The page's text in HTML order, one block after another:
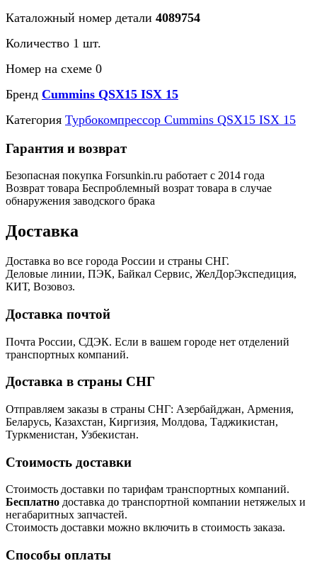
Каталожный номер детали 4089754
Количество 1 шт.
Номер на схеме 0
Бренд Cummins QSX15 ISX 15
Категория Турбокомпрессор Cummins QSX15 ISX 15
Гарантия и возврат
Безопасная покупка Forsunkin.ru работает с 2014 года
Возврат товара Беспроблемный возрат товара в случае
обнаружения заводского брака
Доставка
Доставка во все города России и страны СНГ.
Деловые линии, ПЭК, Байкал Сервис, ЖелДорЭкспедиция,
КИТ, Возовоз.
Доставка почтой
Почта России, СДЭК. Если в вашем городе нет отделений
транспортных компаний.
Доставка в страны СНГ
Отправляем заказы в страны СНГ: Азербайджан, Армения,
Беларусь, Казахстан, Киргизия, Молдова, Таджикистан,
Туркменистан, Узбекистан.
Стоимость доставки
Стоимость доставки по тарифам транспортных компаний.
Бесплатно доставка до транспортной компании нетяжелых и
негабаритных запчастей.
Стоимость доставки можно включить в стоимость заказа.
Способы оплаты